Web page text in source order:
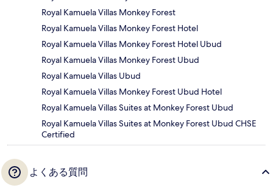
Royal Kamuela Villas Monkey Forest
Royal Kamuela Villas Monkey Forest Hotel
Royal Kamuela Villas Monkey Forest Hotel Ubud
Royal Kamuela Villas Monkey Forest Ubud
Royal Kamuela Villas Ubud
Royal Kamuela Villas Monkey Forest Ubud Hotel
Royal Kamuela Villas Suites at Monkey Forest Ubud
Royal Kamuela Villas Suites at Monkey Forest Ubud CHSE
Certified
よくある質問